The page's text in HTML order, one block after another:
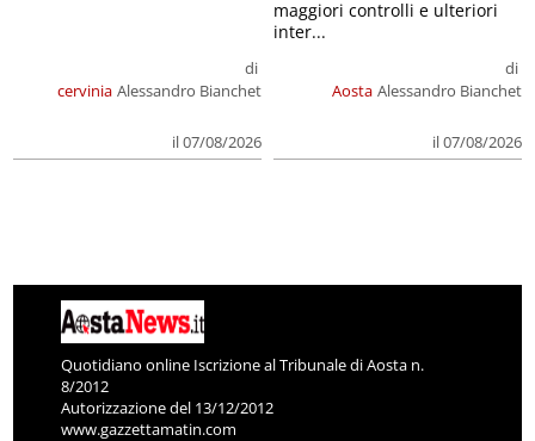
cervinia
di
Alessandro Bianchet
il 07/08/2026
Aosta
di
Alessandro Bianchet
il 07/08/2026
maggiori controlli e ulteriori
inter...
Quotidiano online Iscrizione al Tribunale di Aosta n.
8/2012
Autorizzazione del 13/12/2012
www.gazzettamatin.com